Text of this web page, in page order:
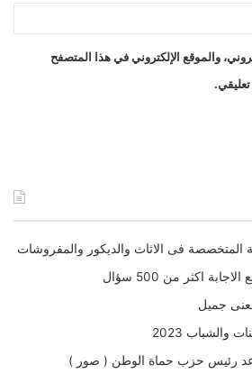
والموقع الإلكتروني في هذا المتصفح
المتخصصة فى الاثاث والديكور والمفروشات
اكثر من 500 سؤال
جميل
2023
رئيس حزب حماة الوطن ( صور )